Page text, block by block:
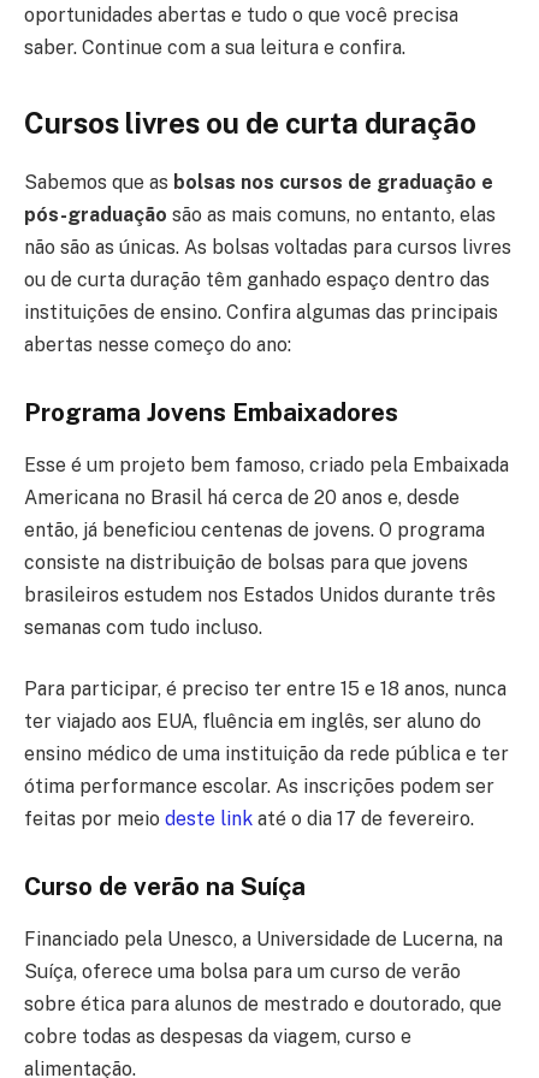
oportunidades abertas e tudo o que você precisa
saber. Continue com a sua leitura e confira.
Cursos livres ou de curta duração
Sabemos que as bolsas nos cursos de graduação e
pós-graduação são as mais comuns, no entanto, elas
não são as únicas. As bolsas voltadas para cursos livres
ou de curta duração têm ganhado espaço dentro das
instituições de ensino. Confira algumas das principais
abertas nesse começo do ano:
Programa Jovens Embaixadores
Esse é um projeto bem famoso, criado pela Embaixada
Americana no Brasil há cerca de 20 anos e, desde
então, já beneficiou centenas de jovens. O programa
consiste na distribuição de bolsas para que jovens
brasileiros estudem nos Estados Unidos durante três
semanas com tudo incluso.
Para participar, é preciso ter entre 15 e 18 anos, nunca
ter viajado aos EUA, fluência em inglês, ser aluno do
ensino médico de uma instituição da rede pública e ter
ótima performance escolar. As inscrições podem ser
feitas por meio deste link até o dia 17 de fevereiro.
Curso de verão na Suíça
Financiado pela Unesco, a Universidade de Lucerna, na
Suíça, oferece uma bolsa para um curso de verão
sobre ética para alunos de mestrado e doutorado, que
cobre todas as despesas da viagem, curso e
alimentação.